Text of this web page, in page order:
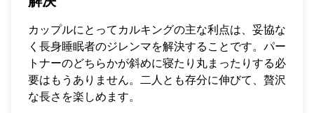
カップルにとってカルキングの主な利点は、妥協な
く長身睡眠者のジレンマを解決することです。パー
トナーのどちらかが斜めに寝たり丸まったりする必
要はもうありません。二人とも存分に伸びて、贅沢
な長さを楽しめます。